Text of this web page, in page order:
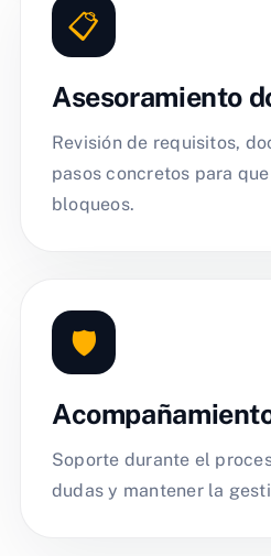
📋
Asesoramiento
Revisión de requisitos,
pasos concretos para
bloqueos.
🛡️
Soporte durante el
dudas y mantener la